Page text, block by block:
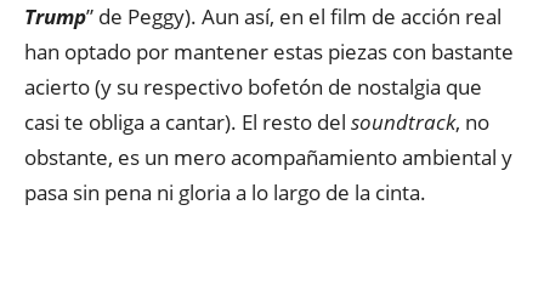
Trump” de Peggy). Aun así, en el film de acción real
han optado por mantener estas piezas con bastante
acierto (y su respectivo bofetón de nostalgia que
casi te obliga a cantar). El resto del soundtrack, no
obstante, es un mero acompañamiento ambiental y
pasa sin pena ni gloria a lo largo de la cinta.